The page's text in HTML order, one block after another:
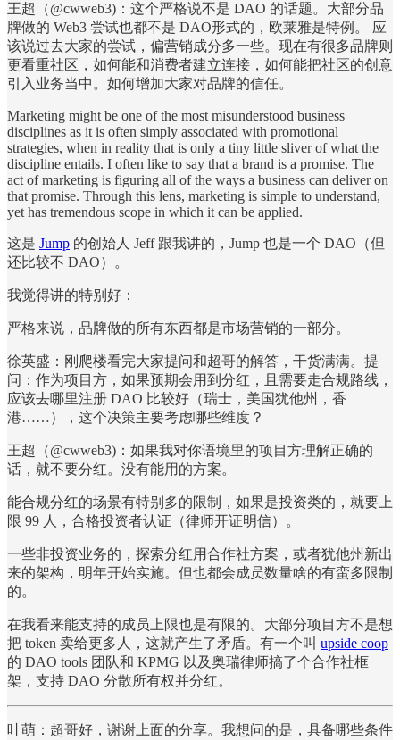
王超（@cwweb3)：这个严格说不是 DAO 的话题。大部分品
牌做的 Web3 尝试也都不是 DAO形式的，欧莱雅是特例。 应
该说过去大家的尝试，偏营销成分多一些。现在有很多品牌则
更看重社区，如何能和消费者建立连接，如何能把社区的创意
引入业务当中。如何增加大家对品牌的信任。
Marketing might be one of the most misunderstood business
disciplines as it is often simply associated with promotional
strategies, when in reality that is only a tiny little sliver of what the
discipline entails. I often like to say that a brand is a promise. The
act of marketing is figuring all of the ways a business can deliver on
that promise. Through this lens, marketing is simple to understand,
yet has tremendous scope in which it can be applied.
这是 Jump 的创始人 Jeff 跟我讲的，Jump 也是一个 DAO（但
还比较不 DAO）。
我觉得讲的特别好：
严格来说，品牌做的所有东西都是市场营销的一部分。
徐英盛：刚爬楼看完大家提问和超哥的解答，干货满满。提
问：作为项目方，如果预期会用到分红，且需要走合规路线，
应该去哪里注册 DAO 比较好（瑞士，美国犹他州，香
港……），这个决策主要考虑哪些维度？
王超（@cwweb3)：如果我对你语境里的项目方理解正确的
话，就不要分红。没有能用的方案。
能合规分红的场景有特别多的限制，如果是投资类的，就要上
限 99 人，合格投资者认证（律师开证明信）。
一些非投资业务的，探索分红用合作社方案，或者犹他州新出
来的架构，明年开始实施。但也都会成员数量啥的有蛮多限制
的。
在我看来能支持的成员上限也是有限的。大部分项目方不是想
把 token 卖给更多人，这就产生了矛盾。有一个叫 upside coop
的 DAO tools 团队和 KPMG 以及奥瑞律师搞了个合作社框
架，支持 DAO 分散所有权并分红。
叶萌：超哥好，谢谢上面的分享。我想问的是，具备哪些条件